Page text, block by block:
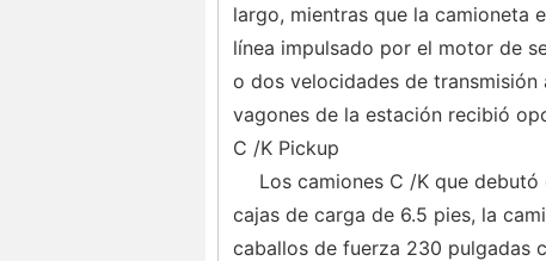
largo, mientras que la camioneta
línea impulsado por el motor de
o dos velocidades de
vagones de la estación recibió
C /K Pickup
Los camiones C /K que
cajas de carga de 6.5 pies, la
caballos de fuerza 230 pulgadas